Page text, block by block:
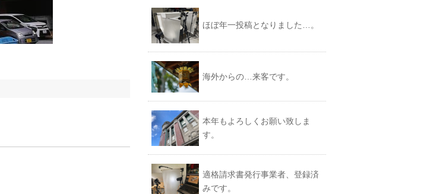
ほぼ年一投稿となりました…。
海外からの…来客です。
本年もよろしくお願い致しま
す。
適格請求書発行事業者、登録済
みです。